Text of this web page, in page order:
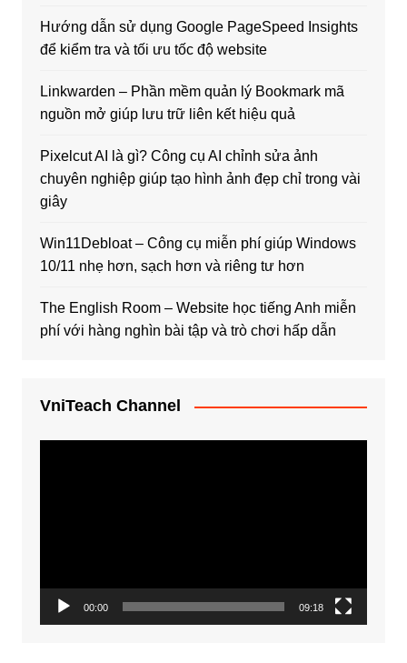
Hướng dẫn sử dụng Google PageSpeed Insights
để kiểm tra và tối ưu tốc độ website
Linkwarden – Phần mềm quản lý Bookmark mã
nguồn mở giúp lưu trữ liên kết hiệu quả
Pixelcut AI là gì? Công cụ AI chỉnh sửa ảnh
chuyên nghiệp giúp tạo hình ảnh đẹp chỉ trong vài
giây
Win11Debloat – Công cụ miễn phí giúp Windows
10/11 nhẹ hơn, sạch hơn và riêng tư hơn
The English Room – Website học tiếng Anh miễn
phí với hàng nghìn bài tập và trò chơi hấp dẫn
VniTeach Channel
00:00 09:18